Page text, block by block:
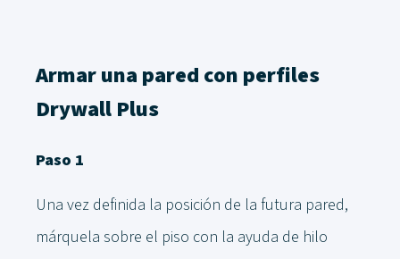
Armar una pared con perfiles
Drywall Plus
Paso 1
Una vez definida la posición de la futura pared,
márquela sobre el piso con la ayuda de hilo